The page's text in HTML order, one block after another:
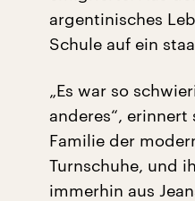
argentinisches
Schule auf ein
„Es war so
anderes“, erinnert
Familie der
Turnschuhe, und
immerhin aus